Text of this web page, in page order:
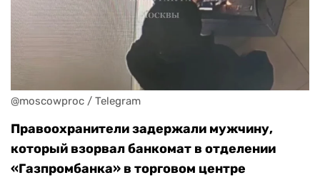
@moscowproc / Telegram
Правоохранители задержали мужчину,
который взорвал банкомат в отделении
«Газпромбанка» в торговом центре